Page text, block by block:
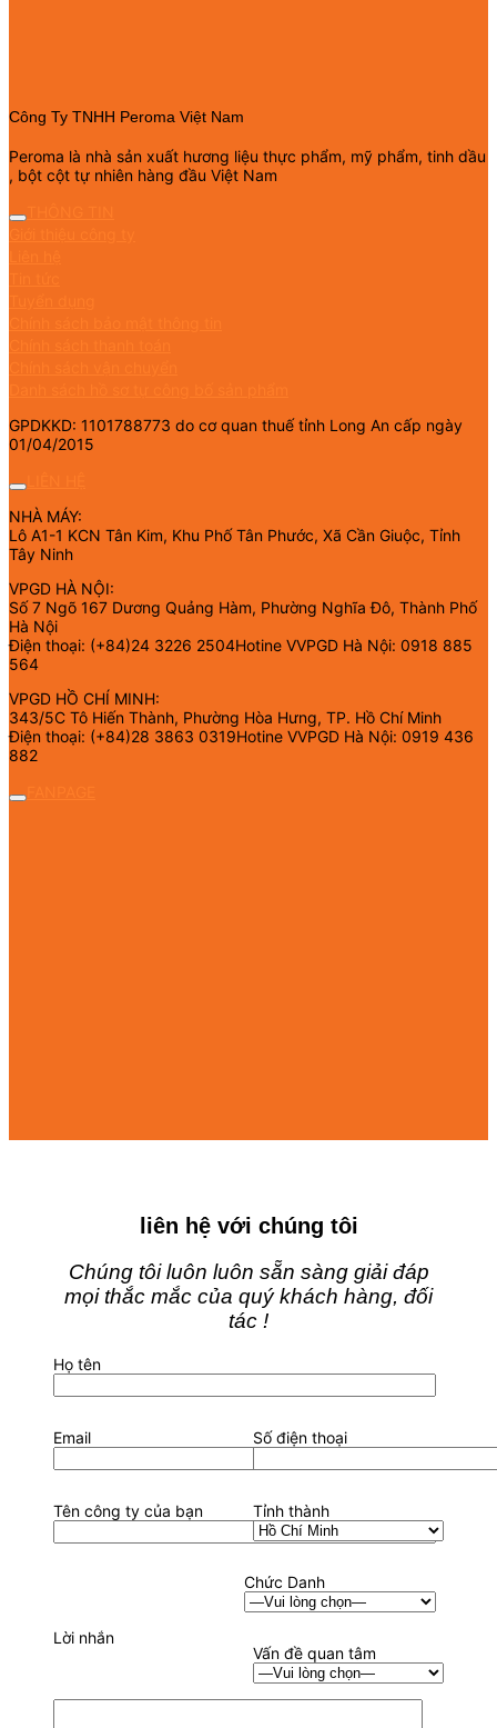
Công Ty TNHH Peroma Việt Nam
Peroma là nhà sản xuất hương liệu thực phẩm, mỹ phẩm, tinh dầu
, bột cột tự nhiên hàng đầu Việt Nam
GPDKKD: 1101788773 do cơ quan thuế tỉnh Long An cấp ngày
01/04/2015
NHÀ MÁY:
Lô A1-1 KCN Tân Kim, Khu Phố Tân Phước, Xã Cần Giuộc, Tỉnh
Tây Ninh
VPGD HÀ NỘI:
Số 7 Ngõ 167 Dương Quảng Hàm, Phường Nghĩa Đô, Thành Phố
Hà Nội
Điện thoại: (+84)24 3226 2504Hotine VVPGD Hà Nội: 0918 885
564
VPGD HỒ CHÍ MINH:
343/5C Tô Hiến Thành, Phường Hòa Hưng, TP. Hồ Chí Minh
Điện thoại: (+84)28 3863 0319Hotine VVPGD Hà Nội: 0919 436
882
liên hệ với chúng tôi
Chúng tôi luôn luôn sẵn sàng giải đáp
mọi thắc mắc của quý khách hàng, đối
tác !
Họ tên
Email Số điện thoại
Tên công ty của bạn Tỉnh thành
Chức Danh
Vấn đề quan tâm
Lời nhắn